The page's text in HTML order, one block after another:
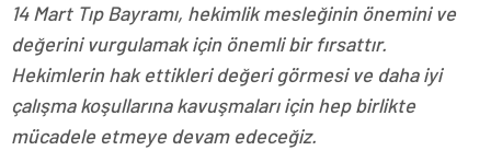
14 Mart Tıp Bayramı, hekimlik mesleğinin önemini ve
değerini vurgulamak için önemli bir fırsattır.
Hekimlerin hak ettikleri değeri görmesi ve daha iyi
çalışma koşullarına kavuşmaları için hep birlikte
mücadele etmeye devam edeceğiz.